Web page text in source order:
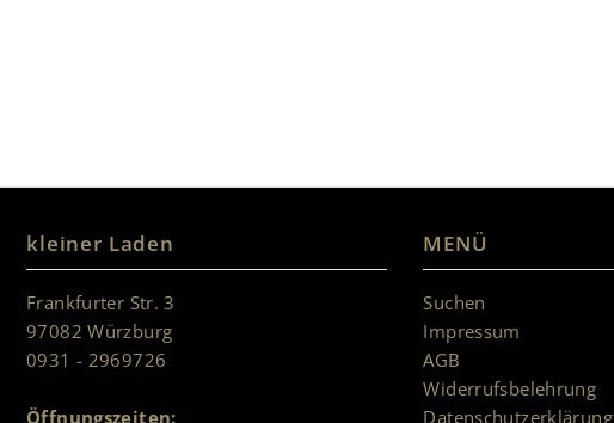
kleiner Laden
Frankfurter Str. 3
97082 Würzburg
0931 - 2969726
Öffnungszeiten:
MENÜ
Suchen
Impressum
AGB
Widerrufsbelehrung
Datenschutzerklärung